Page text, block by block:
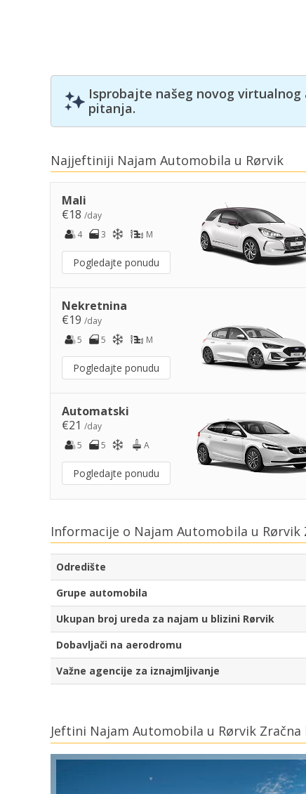
Isprobajte našeg novog
pitanja.
Najjeftiniji Najam Automobila u Rørvik
Mali
€18 /day
4
3 M
Pogledajte ponudu
Nekretnina
€19 /day
5
5 M
Pogledajte ponudu
Automatski
€21 /day
5
5 A
Pogledajte ponudu
Informacije o Najam Automobila u Rørvik
Odredište
Grupe automobila
Ukupan broj ureda za najam u blizini Rørvik
Dobavljači na aerodromu
Važne agencije za iznajmljivanje
Jeftini Najam Automobila u Rørvik Zračna